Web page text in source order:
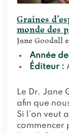
Graines
monde des
Jane Goodall
Année
Éditeur :
Le Dr. Jane
afin que
Si l’on veut
commencer